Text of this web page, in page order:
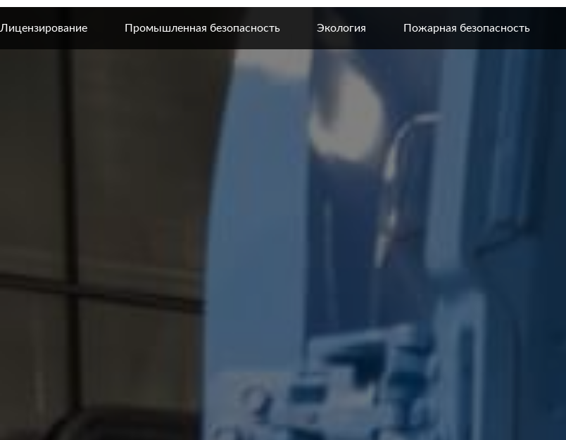
Лицензирование Промышленная безопасность Экология Пожарная безопасность